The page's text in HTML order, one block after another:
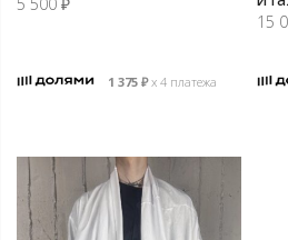
1 375 ₽х 4 платежа
15